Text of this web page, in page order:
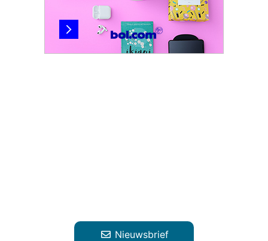
Nieuwsbrief